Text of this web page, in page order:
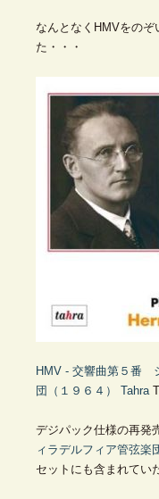
なんとなくHMVをの
た・・・
HMV - 交響曲第５番
団（１９６４）
Tahra
デジパック仕様の再発
ィラデルフィア管弦楽
セットにも含まれてい